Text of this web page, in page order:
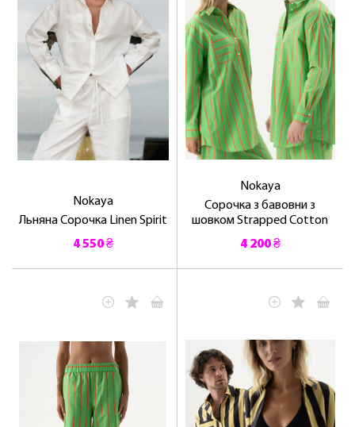
Nokaya
Льняна Сорочка Linen Spirit
4 550 ₴
Nokaya
Сорочка з бавовни з
шовком Strapped Cotton
4 200 ₴